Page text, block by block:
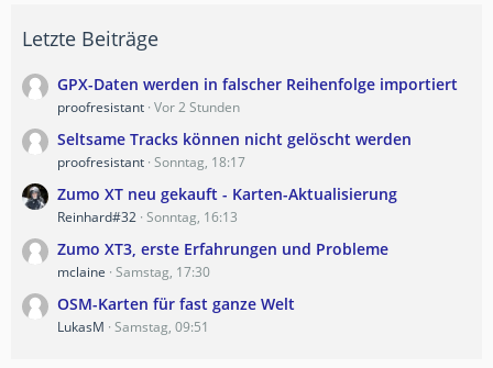
Letzte Beiträge
GPX-Daten werden in falscher Reihenfolge importiert
proofresistant Vor 2 Stunden
Seltsame Tracks können nicht gelöscht werden
proofresistant Sonntag, 18:17
Zumo XT neu gekauft - Karten-Aktualisierung
Reinhard#32 Sonntag, 16:13
Zumo XT3, erste Erfahrungen und Probleme
mclaine Samstag, 17:30
OSM-Karten für fast ganze Welt
LukasM Samstag, 09:51